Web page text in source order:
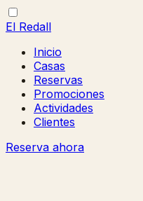
El Redall
Inicio
Casas
Reservas
Promociones
Actividades
Clientes
Reserva ahora